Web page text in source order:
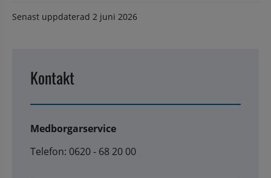
Senast uppdaterad 2 juni 2026
Kontakt
Medborgarservice
Telefon: 0620 - 68 20 00